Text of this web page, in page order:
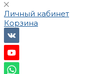
Личный кабинет
Корзина